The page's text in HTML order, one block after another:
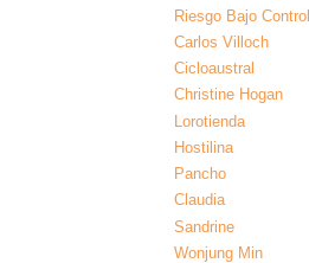
Riesgo Bajo Control
Carlos Villoch
Cicloaustral
Christine Hogan
Lorotienda
Hostilina
Pancho
Claudia
Sandrine
Wonjung Min